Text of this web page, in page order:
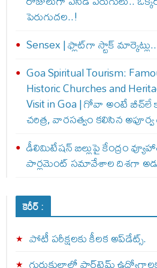
పెరుగుద‌ల‌..!
Sensex | ఫ్లాట్‌గా స్టాక్ మార్కెట్లు..
Goa Spiritual Tourism:
Historic Churches and
Visit in Goa | గోవా అంటే బీచ్‌లే
చరిత్ర, వారసత్వం కలిసిన
డీలిమిటేషన్ బిల్లుపై కేంద్రం
పార్లమెంట్ సమావేశాల దిశగా
కెరీర్ :
పోటీ పరీక్షలకు కీలక అప్‌డేట్స్.